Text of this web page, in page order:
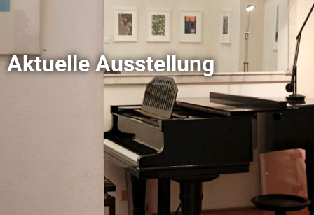
Aktuelle Ausstellung